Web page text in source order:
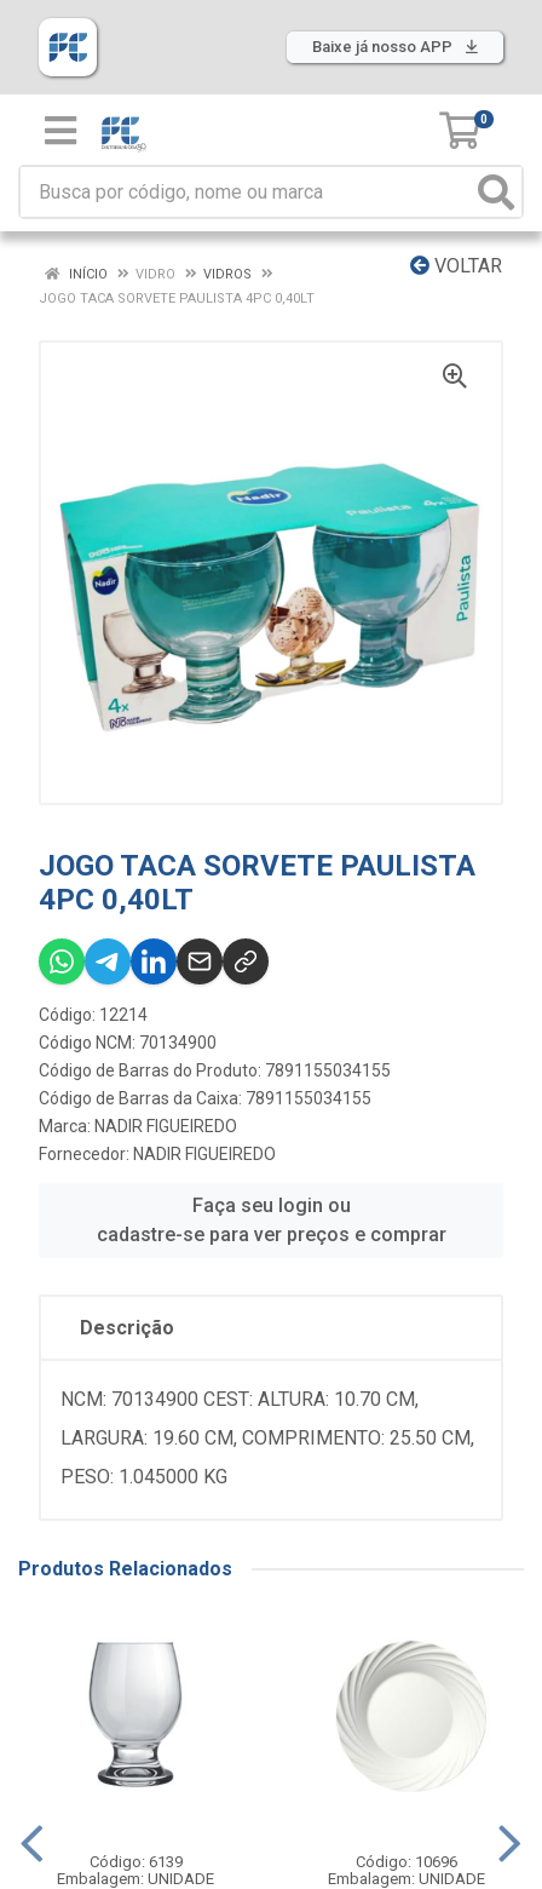
Baixe já nosso APP
0
VOLTAR
INÍCIO VIDRO
VIDROS
JOGO TACA SORVETE PAULISTA 4PC 0,40LT
JOGO TACA SORVETE PAULISTA
4PC 0,40LT
Código: 12214
Código NCM: 70134900
Código de Barras do Produto: 7891155034155
Código de Barras da Caixa: 7891155034155
Marca: NADIR FIGUEIREDO
Fornecedor: NADIR FIGUEIREDO
Faça seu login ou
cadastre-se para ver preços e comprar
Descrição
NCM: 70134900 CEST: ALTURA: 10.70 CM,
LARGURA: 19.60 CM, COMPRIMENTO: 25.50 CM,
PESO: 1.045000 KG
Produtos Relacionados
Código: 6139
Embalagem: UNIDADE
Código: 10696
Embalagem: UNIDADE